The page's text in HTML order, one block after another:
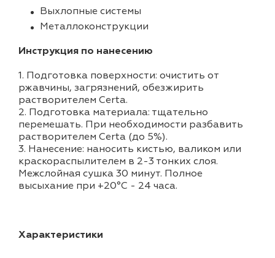
Выхлопные системы
Металлоконструкции
Инструкция по нанесению
1. Подготовка поверхности: очистить от
ржавчины, загрязнений, обезжирить
растворителем Certa.
2. Подготовка материала: тщательно
перемешать. При необходимости разбавить
растворителем Certa (до 5%).
3. Нанесение: наносить кистью, валиком или
краскораспылителем в 2-3 тонких слоя.
Межслойная сушка 30 минут. Полное
высыхание при +20°C - 24 часа.
Характеристики